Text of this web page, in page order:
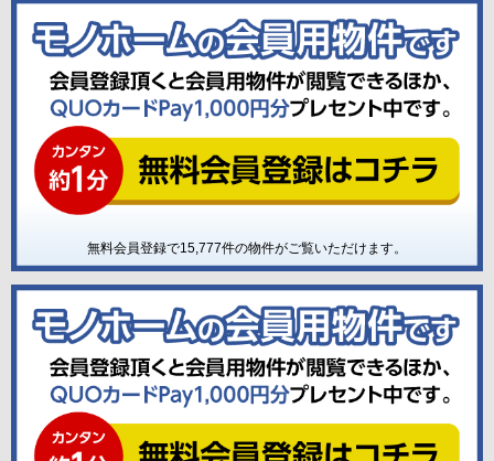
無料会員登録で15,777件の物件がご覧いただけます。